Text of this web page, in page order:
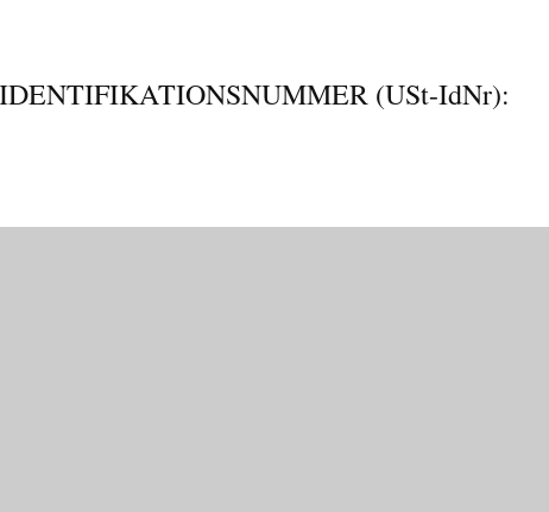
(USt-IdNr):